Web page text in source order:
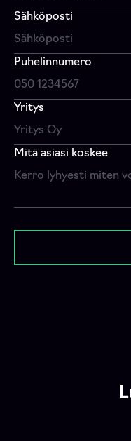
Sähköposti
Puhelinnumero
Yritys
Mitä asiasi koskee